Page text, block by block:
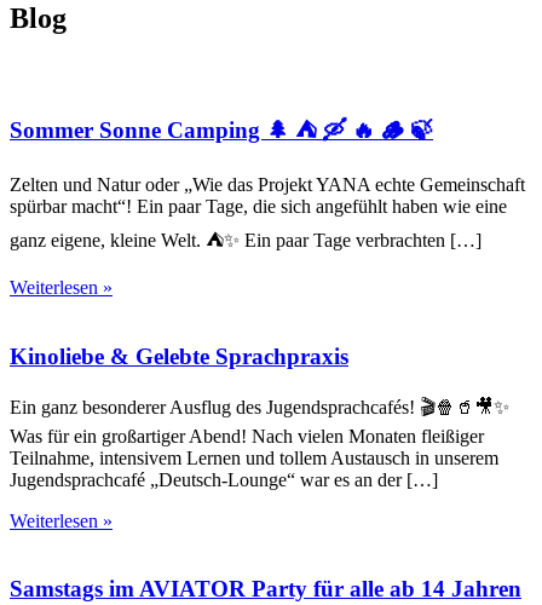
Blog
Sommer Sonne Camping 🌲 ⛺ 🛶 🔥 🪵 🍃
Zelten und Natur oder „Wie das Projekt YANA echte Gemeinschaft
spürbar macht“! Ein paar Tage, die sich angefühlt haben wie eine
ganz eigene, kleine Welt. ⛺✨ Ein paar Tage verbrachten […]
Weiterlesen »
Kinoliebe & Gelebte Sprachpraxis
Ein ganz besonderer Ausflug des Jugendsprachcafés! 🎬🍿🥤🎥✨
Was für ein großartiger Abend! Nach vielen Monaten fleißiger
Teilnahme, intensivem Lernen und tollem Austausch in unserem
Jugendsprachcafé „Deutsch-Lounge“ war es an der […]
Weiterlesen »
Samstags im AVIATOR Party für alle ab 14 Jahren